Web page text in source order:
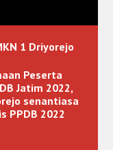
1 Driyorejo
Peserta
Jatim 2022,
senantiasa
PPDB 2022